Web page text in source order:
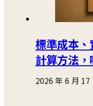
標準成本
計算方法
2026 年 6 月 17